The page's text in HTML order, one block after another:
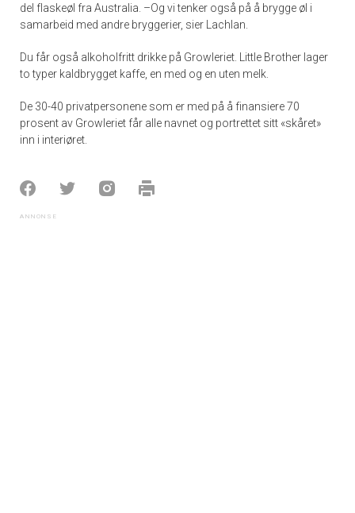
del flaskeøl fra Australia. –Og vi tenker også på å brygge øl i
samarbeid med andre bryggerier, sier Lachlan.
Du får også alkoholfritt drikke på Growleriet. Little Brother lager
to typer kaldbrygget kaffe, en med og en uten melk.
De 30-40 privatpersonene som er med på å finansiere 70
prosent av Growleriet får alle navnet og portrettet sitt «skåret»
inn i interiøret.